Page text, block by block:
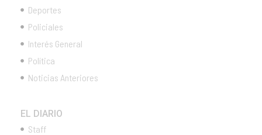
Deportes
Policiales
Interés General
Política
Noticias Anteriores
EL DIARIO
Staff